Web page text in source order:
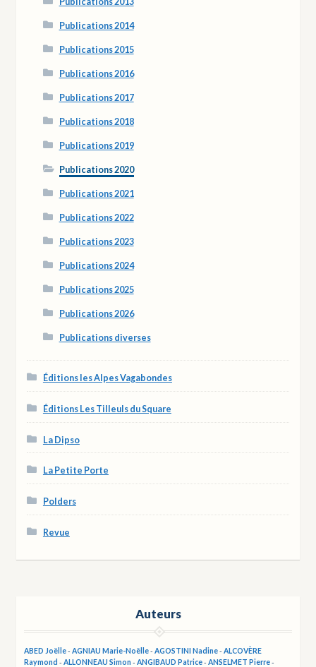
Publications 2014
Publications 2015
Publications 2016
Publications 2017
Publications 2018
Publications 2019
Publications 2020
Publications 2021
Publications 2022
Publications 2023
Publications 2024
Publications 2025
Publications 2026
Publications diverses
Éditions les Alpes Vagabondes
Éditions Les Tilleuls du Square
La Dipso
La Petite Porte
Polders
Revue
Auteurs
ABED Joëlle-AGNIAU Marie-Noëlle-AGOSTINI Nadine-ALCOVÈRE
Raymond -ALLONNEAU Simon -ANGIBAUD Patrice-ANSELMET Pierre-